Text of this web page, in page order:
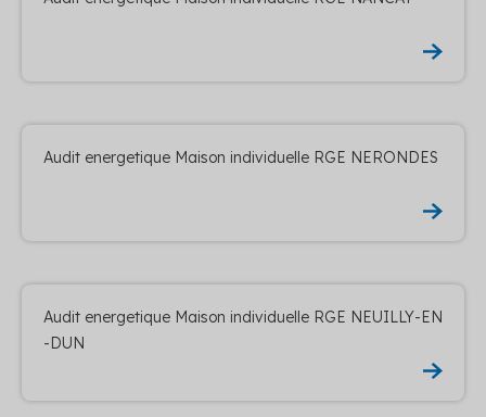
Audit energetique Maison individuelle RGE NERONDES
Audit energetique Maison individuelle RGE NEUILLY-EN
-DUN